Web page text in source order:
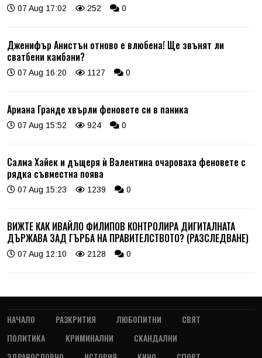
07 Aug 17:02 252 0
Дженифър Анистън отново е влюбена! Ще звънят ли
сватбени камбани?
07 Aug 16:20 1127 0
Ариана Гранде хвърли феновете си в паника
07 Aug 15:52 924 0
Салма Хайек и дъщеря ѝ Валентина очароваха феновете с
рядка съвместна поява
07 Aug 15:23 1239 0
ВИЖТЕ КАК ИВАЙЛО ФИЛИПОВ КОНТРОЛИРА ДИГИТАЛНАТА
ДЪРЖАВА ЗАД ГЪРБА НА ПРАВИТЕЛСТВОТО? (РАЗСЛЕДВАНЕ)
07 Aug 12:10 2128 0
НАЧАЛО РАЗКРИТИЯ ЛЮБОПИТНИ
СВЯТ
ПОЛИТИКА
КРИМИНАЛНИ
СКАНДАЛНИ